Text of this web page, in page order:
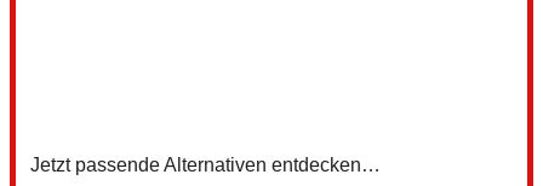
Jetzt passende Alternativen entdecken…